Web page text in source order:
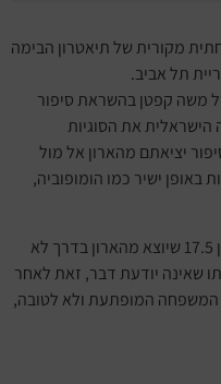
מקורית של תיאטרון הבימה
תל אביב.
משה קפטן בהשראת סיפור
הישראלית את הסוגיות
יציאתם מהארון אל מול
באופן ישיר כמו הומופוביה,
המחזה מגולל את סיפורו של צעיר דתי בן 17.5 שיוצא מהארון בדרך לא
שאינה יודעת דבר, זאת לאחר
המשפחה המופתעת ולא לטובה,